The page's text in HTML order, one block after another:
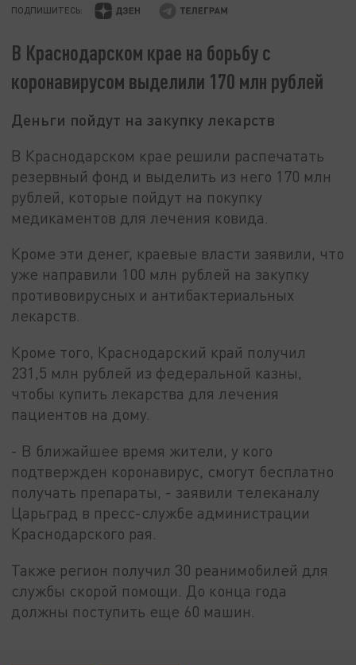
ПОДПИШИТЕСЬ:
В Краснодарском крае на борьбу с
коронавирусом выделили 170 млн рублей
Деньги пойдут на закупку лекарств
В Краснодарском крае решили распечатать
резервный фонд и выделить из него 170 млн
рублей, которые пойдут на покупку
медикаментов для лечения ковида.
Кроме эти денег, краевые власти заявили, что
уже направили 100 млн рублей на закупку
противовирусных и антибактериальных
лекарств.
Кроме того, Краснодарский край получил
231,5 млн рублей из федеральной казны,
чтобы купить лекарства для лечения
пациентов на дому.
- В ближайшее время жители, у кого
подтвержден коронавирус, смогут бесплатно
получать препараты, - заявили телеканалу
Царьград в пресс-службе администрации
Краснодарского рая.
Также регион получил 30 реанимобилей для
службы скорой помощи. До конца года
должны поступить еще 60 машин.